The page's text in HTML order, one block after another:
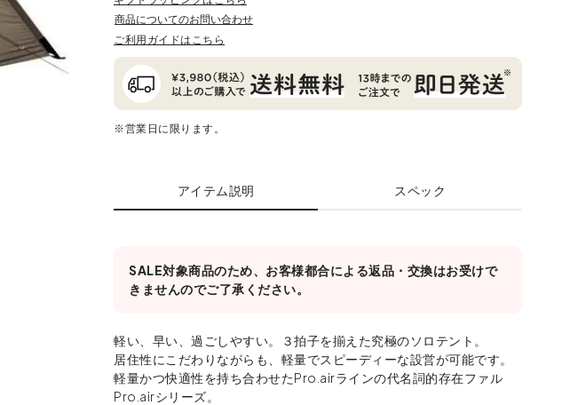
商品についてのお問い合わせ
ご利用ガイドはこちら
※営業日に限ります。
アイテム説明 スペック
SALE対象商品のため、お客様都合による返品・交換はお受けで
きませんのでご了承ください。
軽い、早い、過ごしやすい。３拍子を揃えた究極のソロテント。
居住性にこだわりながらも、軽量でスピーディーな設営が可能です。
軽量かつ快適性を持ち合わせたPro.airラインの代名詞的存在ファル
Pro.airシリーズ。